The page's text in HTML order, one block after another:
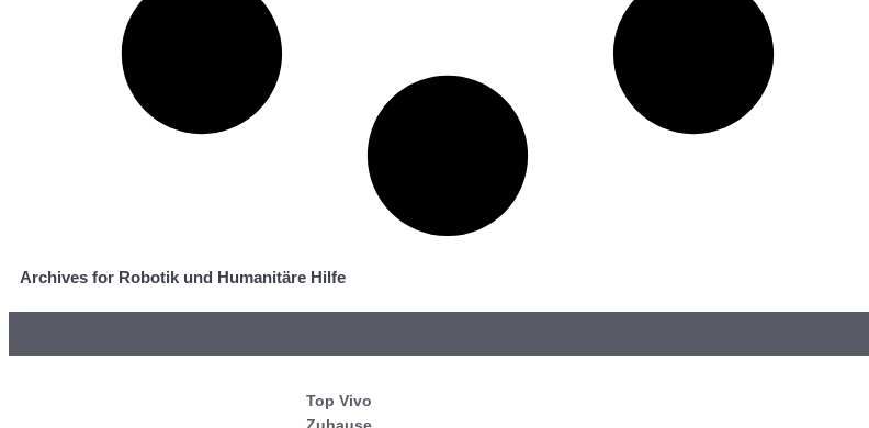
Archives for Robotik und Humanitäre Hilfe
Top Vivo